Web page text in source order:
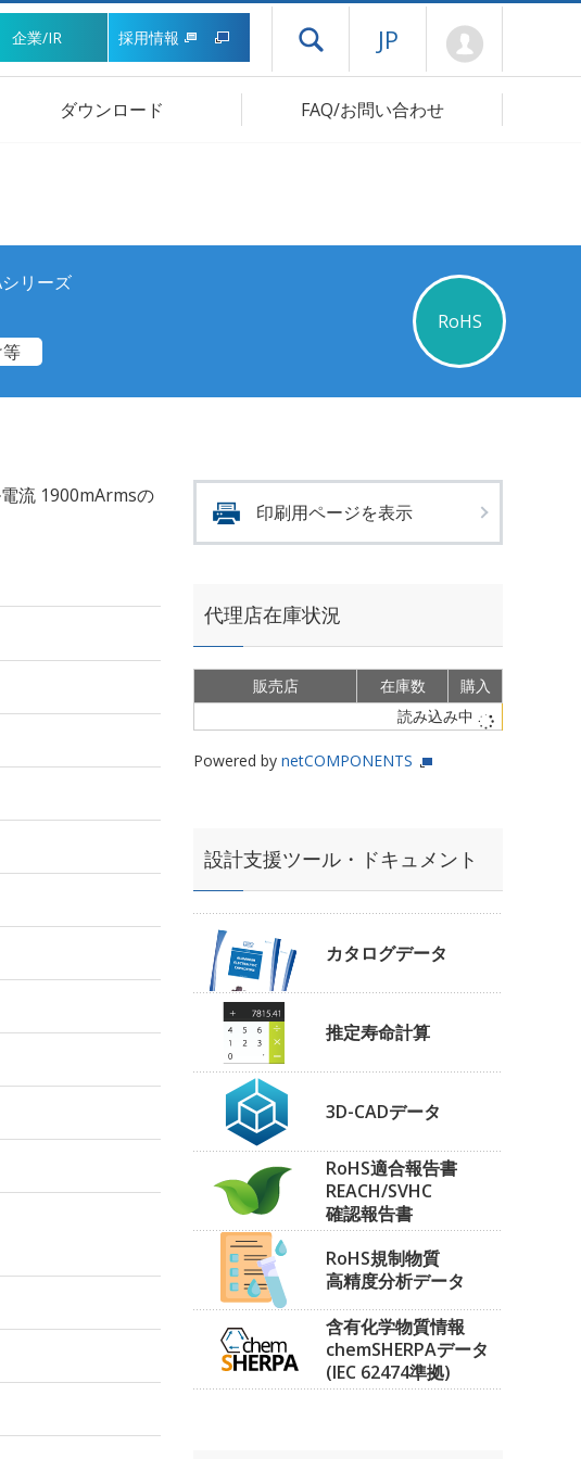
企業/IR 採用情報 ドロワーメニューを開く
JP
ダウンロード FAQ/お問い合わせ
リーズ
RoHS
流 1900mArmsの
印刷用ページを表示
代理店在庫状況
販売店 在庫数
購入
読み込み中
Powered by netCOMPONENTS
設計支援ツール・ドキュメント
カタログデータ
推定寿命計算
3D-CADデータ
RoHS適合報告書
REACH/SVHC
確認報告書
RoHS規制物質
高精度分析データ
含有化学物質情報
chemSHERPAデータ
(IEC 62474準拠)